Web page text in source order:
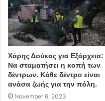
Οργανισμού στον τομέα
των δημοτών. Ήδη στα
πρώτου, γενικού
απευθύνθηκαν εκεί
υπηρεσίες πρόληψης,
παρέμβασης. Τα αιτήματα
αφορούν, εκτός των
προβλήματα κατάθλιψης,
Χάρης Δούκας για Εξάρχεια:
Να σταματήσει η κοπή των
δέντρων. Κάθε δέντρο είναι
ανάσα ζωής για την πόλη.
November 6, 2023